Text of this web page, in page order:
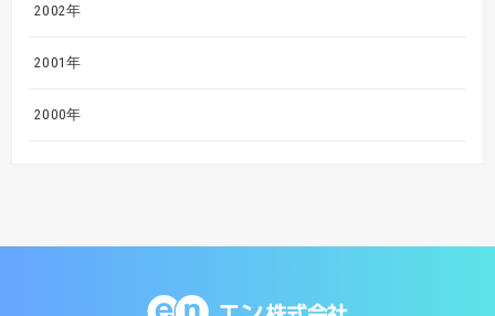
2002年
2001年
2000年